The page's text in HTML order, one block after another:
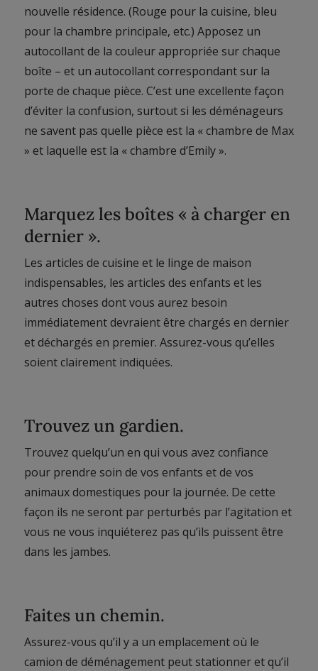
nouvelle résidence. (Rouge pour la cuisine, bleu
pour la chambre principale, etc.) Apposez un
autocollant de la couleur appropriée sur chaque
boîte – et un autocollant correspondant sur la
porte de chaque pièce. C’est une excellente façon
d’éviter la confusion, surtout si les déménageurs
ne savent pas quelle pièce est la « chambre de Max
» et laquelle est la « chambre d’Emily ».
Marquez les boîtes « à charger en
dernier ».
Les articles de cuisine et le linge de maison
indispensables, les articles des enfants et les
autres choses dont vous aurez besoin
immédiatement devraient être chargés en dernier
et déchargés en premier. Assurez-vous qu’elles
soient clairement indiquées.
Trouvez un gardien.
Trouvez quelqu’un en qui vous avez confiance
pour prendre soin de vos enfants et de vos
animaux domestiques pour la journée. De cette
façon ils ne seront par perturbés par l’agitation et
vous ne vous inquiéterez pas qu’ils puissent être
dans les jambes.
Faites un chemin.
Assurez-vous qu’il y a un emplacement où le
camion de déménagement peut stationner et qu’il